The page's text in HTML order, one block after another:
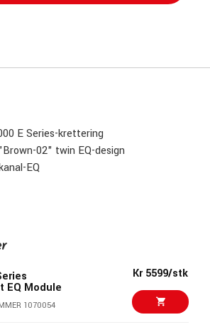
E Series-krettering
02" twin EQ-design
EQ
på HF og LF
og HMF med Q
EQ Module
1070054
Kr 5599/stk